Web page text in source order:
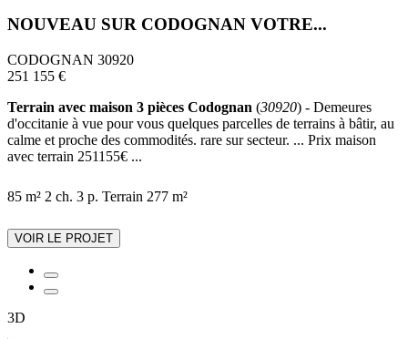
NOUVEAU SUR CODOGNAN VOTRE...
CODOGNAN 30920
251 155 €
Terrain avec maison 3 pièces Codognan (30920) - Demeures
d'occitanie à vue pour vous quelques parcelles de terrains à bâtir, au
calme et proche des commodités. rare sur secteur. ... Prix maison
avec terrain 251155€ ...
85 m² 2 ch. 3 p. Terrain 277 m²
VOIR LE PROJET
3D